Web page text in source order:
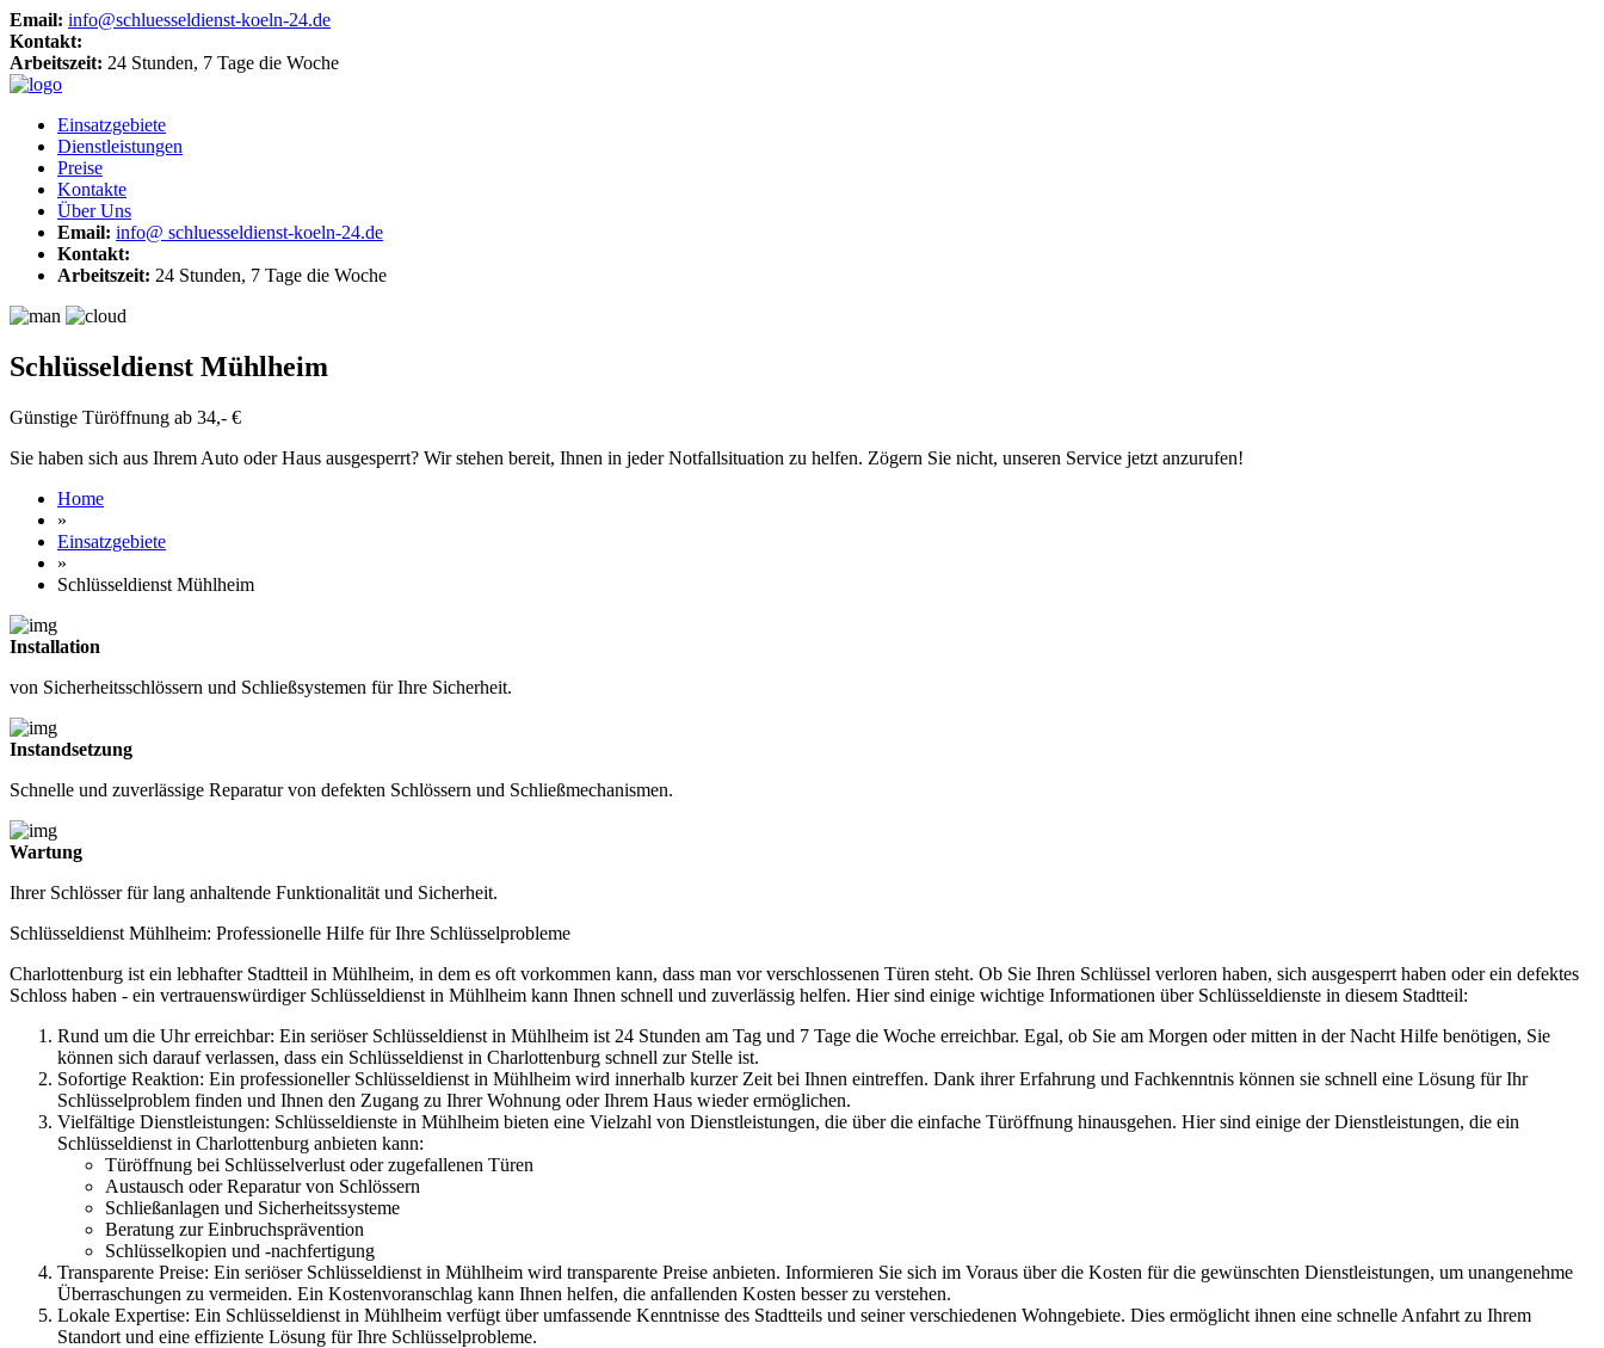
Email: info@schluesseldienst-koeln-24.de
Kontakt:
Arbeitszeit: 24 Stunden, 7 Tage die Woche
Einsatzgebiete
Dienstleistungen
Preise
Kontakte
Über Uns
Email: info@ schluesseldienst-koeln-24.de
Kontakt:
Arbeitszeit: 24 Stunden, 7 Tage die Woche
Schlüsseldienst Mühlheim
Günstige Türöffnung ab 34,- €
Sie haben sich aus Ihrem Auto oder Haus ausgesperrt? Wir stehen bereit, Ihnen in jeder Notfallsituation zu helfen. Zögern Sie nicht, unseren Service jetzt anzurufen!
Home
»
Einsatzgebiete
»
Schlüsseldienst Mühlheim
Installation
von Sicherheitsschlössern und Schließsystemen für Ihre Sicherheit.
Instandsetzung
Schnelle und zuverlässige Reparatur von defekten Schlössern und Schließmechanismen.
Wartung
Ihrer Schlösser für lang anhaltende Funktionalität und Sicherheit.
Schlüsseldienst Mühlheim: Professionelle Hilfe für Ihre Schlüsselprobleme
Charlottenburg ist ein lebhafter Stadtteil in Mühlheim, in dem es oft vorkommen kann, dass man vor verschlossenen Türen steht. Ob Sie Ihren Schlüssel verloren haben, sich ausgesperrt haben oder ein defektes
Schloss haben - ein vertrauenswürdiger Schlüsseldienst in Mühlheim kann Ihnen schnell und zuverlässig helfen. Hier sind einige wichtige Informationen über Schlüsseldienste in diesem Stadtteil:
Rund um die Uhr erreichbar: Ein seriöser Schlüsseldienst in Mühlheim ist 24 Stunden am Tag und 7 Tage die Woche erreichbar. Egal, ob Sie am Morgen oder mitten in der Nacht Hilfe benötigen, Sie
können sich darauf verlassen, dass ein Schlüsseldienst in Charlottenburg schnell zur Stelle ist.
Sofortige Reaktion: Ein professioneller Schlüsseldienst in Mühlheim wird innerhalb kurzer Zeit bei Ihnen eintreffen. Dank ihrer Erfahrung und Fachkenntnis können sie schnell eine Lösung für Ihr
Schlüsselproblem finden und Ihnen den Zugang zu Ihrer Wohnung oder Ihrem Haus wieder ermöglichen.
Vielfältige Dienstleistungen: Schlüsseldienste in Mühlheim bieten eine Vielzahl von Dienstleistungen, die über die einfache Türöffnung hinausgehen. Hier sind einige der Dienstleistungen, die ein
Schlüsseldienst in Charlottenburg anbieten kann:
Türöffnung bei Schlüsselverlust oder zugefallenen Türen
Austausch oder Reparatur von Schlössern
Schließanlagen und Sicherheitssysteme
Beratung zur Einbruchsprävention
Schlüsselkopien und -nachfertigung
Transparente Preise: Ein seriöser Schlüsseldienst in Mühlheim wird transparente Preise anbieten. Informieren Sie sich im Voraus über die Kosten für die gewünschten Dienstleistungen, um unangenehme
Überraschungen zu vermeiden. Ein Kostenvoranschlag kann Ihnen helfen, die anfallenden Kosten besser zu verstehen.
Lokale Expertise: Ein Schlüsseldienst in Mühlheim verfügt über umfassende Kenntnisse des Stadtteils und seiner verschiedenen Wohngebiete. Dies ermöglicht ihnen eine schnelle Anfahrt zu Ihrem
Standort und eine effiziente Lösung für Ihre Schlüsselprobleme.